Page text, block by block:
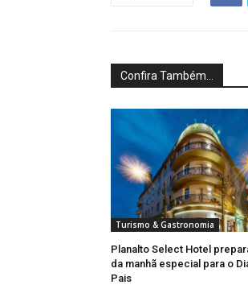
Confira Também...
Turismo & Gastronomia
Planalto Select Hotel
da manhã especial para o
Pais